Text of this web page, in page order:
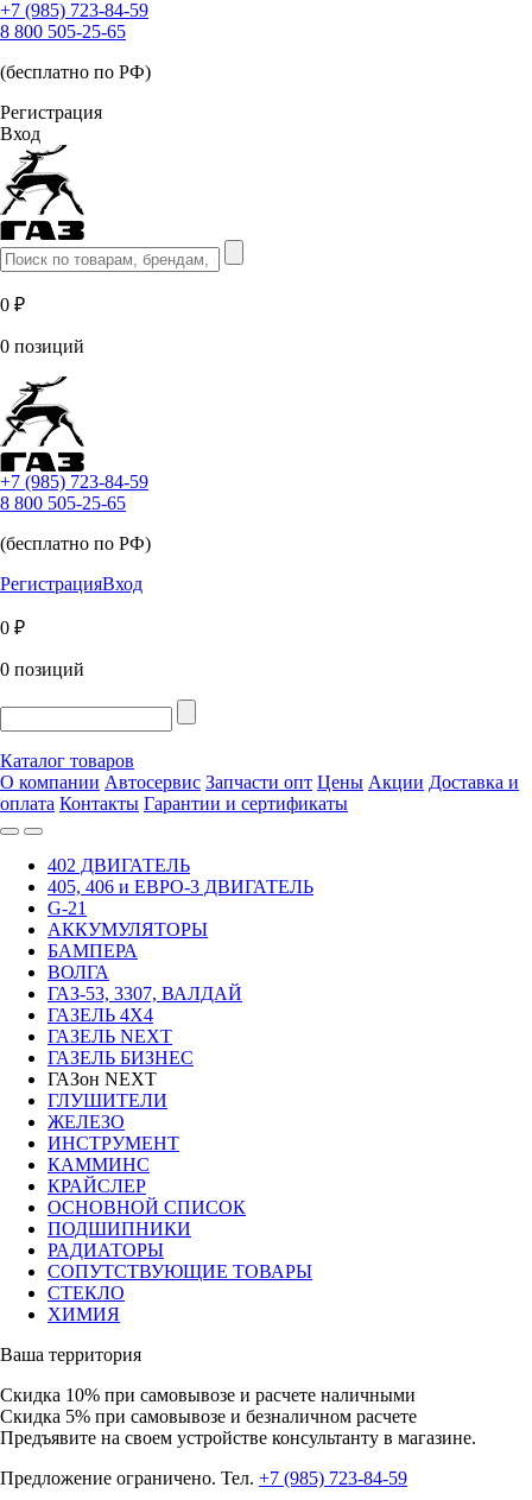
+7 (985) 723-84-59
8 800 505-25-65
(бесплатно по РФ)
Регистрация
Вход
0 ₽
0 позиций
+7 (985) 723-84-59
8 800 505-25-65
(бесплатно по РФ)
РегистрацияВход
0 ₽
0 позиций
Каталог товаров
О компании Автосервис Запчасти опт Цены Акции Доставка и
оплата Контакты Гарантии и сертификаты
402 ДВИГАТЕЛЬ
405, 406 и ЕВРО-3 ДВИГАТЕЛЬ
G-21
АККУМУЛЯТОРЫ
БАМПЕРА
ВОЛГА
ГАЗ-53, 3307, ВАЛДАЙ
ГАЗЕЛЬ 4Х4
ГАЗЕЛЬ NEXT
ГАЗЕЛЬ БИЗНЕС
ГАЗон NEXT
ГЛУШИТЕЛИ
ЖЕЛЕЗО
ИНСТРУМЕНТ
КАММИНС
КРАЙСЛЕР
ОСНОВНОЙ СПИСОК
ПОДШИПНИКИ
РАДИАТОРЫ
СОПУТСТВУЮЩИЕ ТОВАРЫ
СТЕКЛО
ХИМИЯ
Ваша территория
Скидка 10% при самовывозе и расчете наличными
Скидка 5% при самовывозе и безналичном расчете
Предъявите на своем устройстве консультанту в магазине.
Предложение ограничено. Тел. +7 (985) 723-84-59